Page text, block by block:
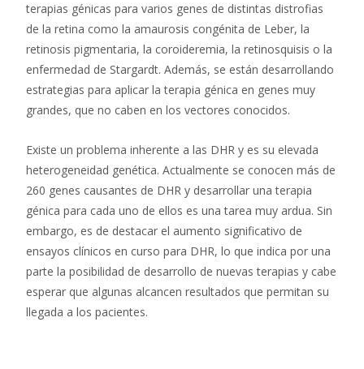
terapias génicas para varios genes de distintas distrofias
de la retina como la amaurosis congénita de Leber, la
retinosis pigmentaria, la coroideremia, la retinosquisis o la
enfermedad de Stargardt. Además, se están desarrollando
estrategias para aplicar la terapia génica en genes muy
grandes, que no caben en los vectores conocidos.
Existe un problema inherente a las DHR y es su elevada
heterogeneidad genética. Actualmente se conocen más de
260 genes causantes de DHR y desarrollar una terapia
génica para cada uno de ellos es una tarea muy ardua. Sin
embargo, es de destacar el aumento significativo de
ensayos clínicos en curso para DHR, lo que indica por una
parte la posibilidad de desarrollo de nuevas terapias y cabe
esperar que algunas alcancen resultados que permitan su
llegada a los pacientes.